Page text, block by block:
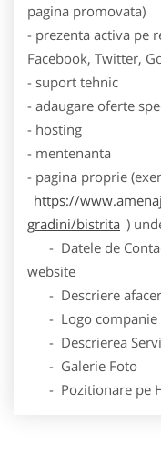
pagina promovata)
- prezenta activa pe
Facebook, Twitter,
- suport tehnic
- adaugare oferte
- hosting
- mentenanta
- pagina proprie
https://
gradini/bistrita )
- Datele de
website
- Descriere
- Logo companie
- Descrierea
- Galerie Foto
- Pozitionare pe